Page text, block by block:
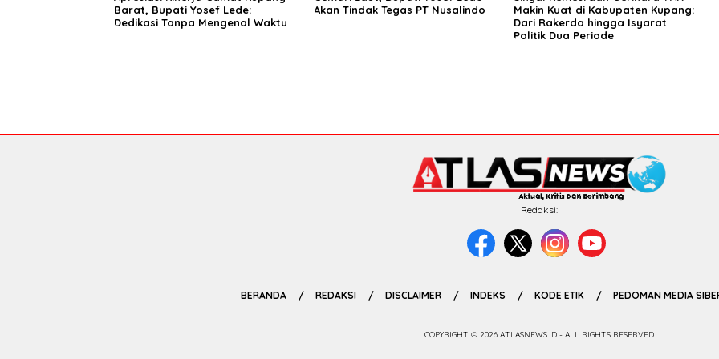
Barat, Bupati Yosef Lede:
Dedikasi Tanpa Mengenal Waktu
Akan Tindak Tegas PT Nusalindo
Makin Kuat di Kabupaten Kupang:
Dari Rakerda hingga Isyarat
Politik Dua Periode
Redaksi:
BERANDA REDAKSI DISCLAIMER INDEKS KODE ETIK PEDOMAN MEDIA
COPYRIGHT © 2026 ATLASNEWS.ID - ALL RIGHTS RESERVED